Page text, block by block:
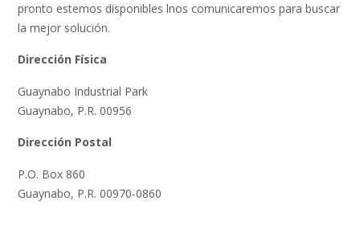
pronto estemos disponibles lnos comunicaremos para buscar
la mejor solución.
Dirección Física
Guaynabo Industrial Park
Guaynabo, P.R. 00956
Dirección Postal
P.O. Box 860
Guaynabo, P.R. 00970-0860